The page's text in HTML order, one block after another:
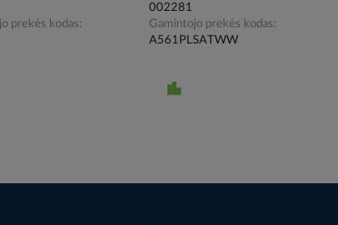
prekės kodas
002281
Gamintojo prekės kodas
A561PLSATWW